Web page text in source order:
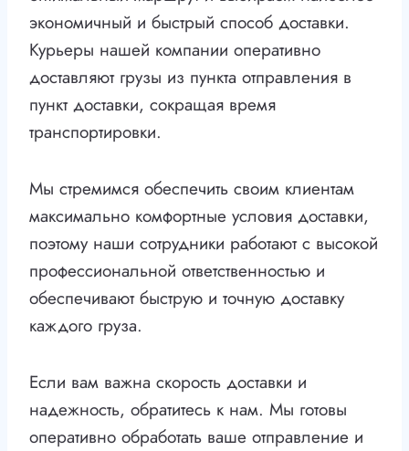
экономичный и быстрый способ доставки.
Курьеры нашей компании оперативно
доставляют грузы из пункта отправления в
пункт доставки, сокращая время
транспортировки.
Мы стремимся обеспечить своим клиентам
максимально комфортные условия доставки,
поэтому наши сотрудники работают с высокой
профессиональной ответственностью и
обеспечивают быструю и точную доставку
каждого груза.
Если вам важна скорость доставки и
надежность, обратитесь к нам. Мы готовы
оперативно обработать ваше отправление и